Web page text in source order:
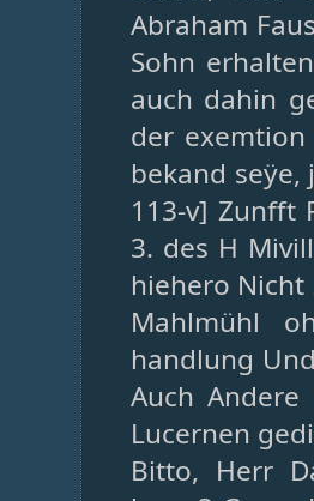
Abraham
Sohn
auch dahin
der
bekand
113-v] Zunfft
3. des H
hiehero Nicht
Mahlmühl
handlung
Auch
Lucernen
Bitto, Herr